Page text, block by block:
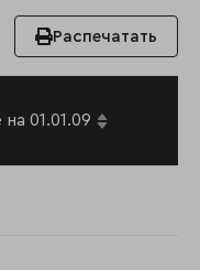
Распечатать
01.01.09